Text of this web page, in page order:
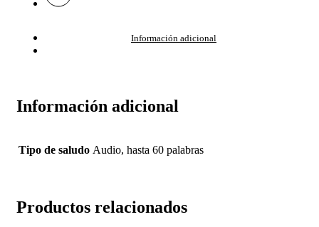
Información adicional
Información adicional
Tipo de saludo Audio, hasta 60 palabras
Productos relacionados